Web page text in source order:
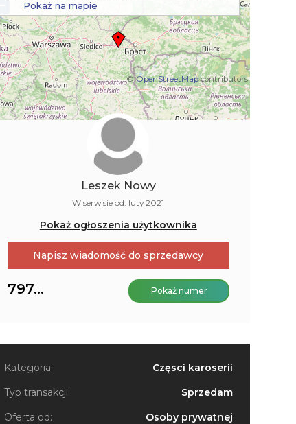
©OpenStreetMapcontributors
Pokaż na mapie
Leszek Nowy
W serwisie od: luty 2021
Pokaż ogłoszenia użytkownika
Napisz wiadomość do sprzedawcy
797... Pokaż numer
Kategoria:
Częsci karoserii
Typ transakcji:
Sprzedam
Oferta od:
Osoby prywatnej